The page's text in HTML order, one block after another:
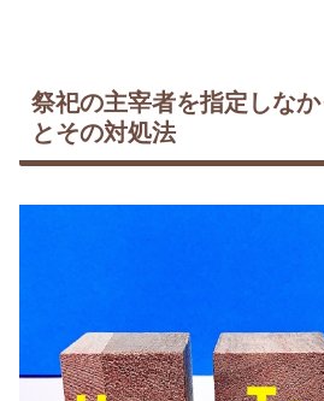
祭祀の主宰者を指定しな
とその対処法